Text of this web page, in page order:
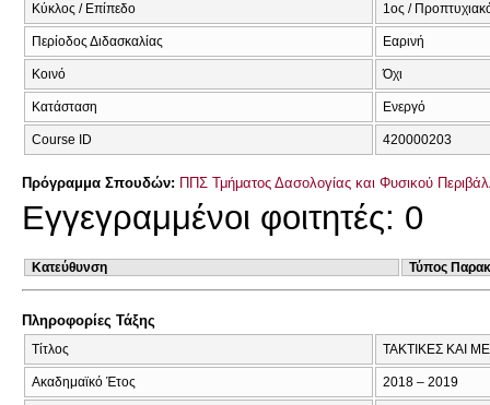
Κύκλος / Επίπεδο 1ος /
Περίοδος Διδασκαλίας Εαρινή
Κοινό Όχι
Κατάσταση Ενεργό
Course ID 420000203
Πρόγραμμα Σπουδών: ΠΠΣ Τμήματος Δασολογίας και Φυσικού
Εγγεγραμμένοι φοιτητές: 0
Κατεύθυνση Τύπος
Πληροφορίες Τάξης
Τίτλος ΤΑΚΤΙΚΕΣ ΚΑΙ
Ακαδημαϊκό Έτος 2018 – 2019